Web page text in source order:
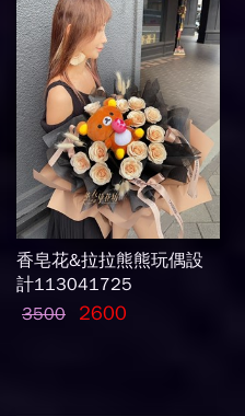
香皂花&拉拉熊熊玩偶設
計113041725
3500
2600